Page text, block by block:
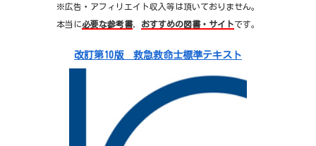
※広告・アフィリエイト収入等は頂いておりません。
本当に必要な参考書， おすすめの図書・サイトです。
改訂第10版 救急救命士標準テキスト